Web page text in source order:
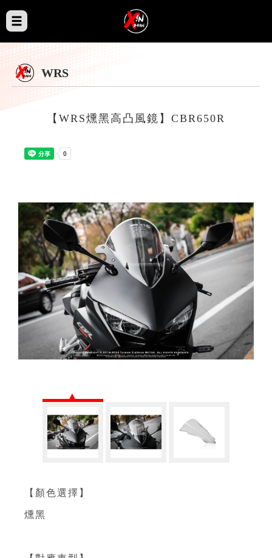
WRS
【WRS燻黑高凸風鏡】CBR650R
【顏色選擇】
燻黑